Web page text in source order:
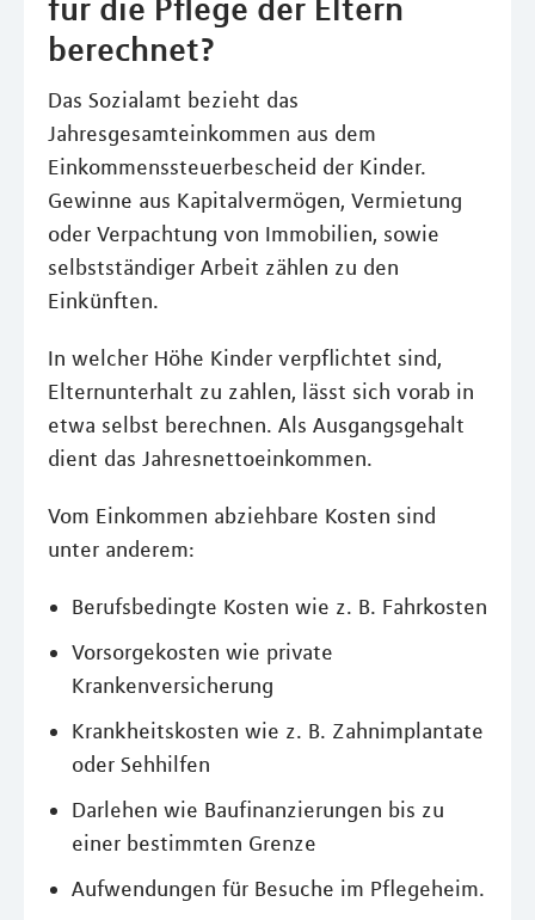
für die Pflege der Eltern
berechnet?
Das Sozialamt bezieht das
Jahresgesamteinkommen aus dem
Einkommenssteuerbescheid der Kinder.
Gewinne aus Kapitalvermögen, Vermietung
oder Verpachtung von Immobilien, sowie
selbstständiger Arbeit zählen zu den
Einkünften.
In welcher Höhe Kinder verpflichtet sind,
Elternunterhalt zu zahlen, lässt sich vorab in
etwa selbst berechnen. Als Ausgangsgehalt
dient das Jahresnettoeinkommen.
Vom Einkommen abziehbare Kosten sind
unter anderem:
Berufsbedingte Kosten wie z. B. Fahrkosten
Vorsorgekosten wie private
Krankenversicherung
Krankheitskosten wie z. B. Zahnimplantate
oder Sehhilfen
Darlehen wie Baufinanzierungen bis zu
einer bestimmten Grenze
Aufwendungen für Besuche im Pflegeheim.